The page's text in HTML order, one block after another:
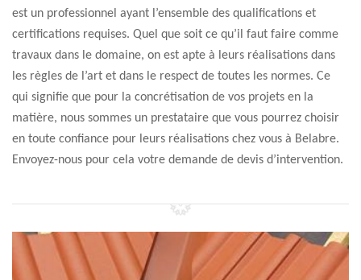
est un professionnel ayant l’ensemble des qualifications et
certifications requises. Quel que soit ce qu’il faut faire comme
travaux dans le domaine, on est apte à leurs réalisations dans
les règles de l’art et dans le respect de toutes les normes. Ce
qui signifie que pour la concrétisation de vos projets en la
matière, nous sommes un prestataire que vous pourrez choisir
en toute confiance pour leurs réalisations chez vous à Belabre.
Envoyez-nous pour cela votre demande de devis d’intervention.